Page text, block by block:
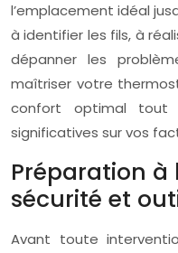
l’emplacement idéal
à identifier les fils, à
dépanner les
maîtriser votre
confort optimal tout
significatives sur vos
Préparation à
sécurité et
Avant toute